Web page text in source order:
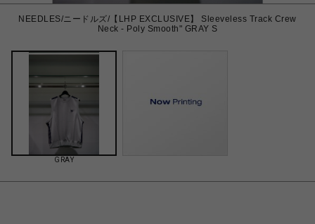
NEEDLES/ニードルズ/【LHP EXCLUSIVE】 Sleeveless Track Crew
Neck - Poly Smooth" GRAY S
GRAY